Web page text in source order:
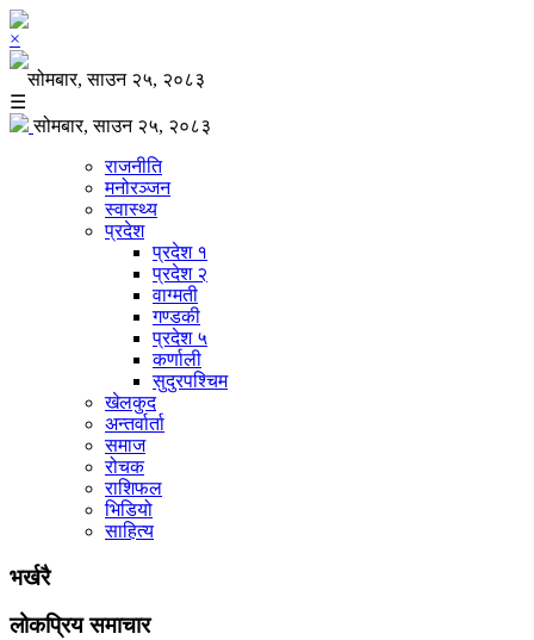
×
सोमबार, साउन २५, २०८३
☰
सोमबार, साउन २५, २०८३
राजनीति
मनोरञ्जन
स्वास्थ्य
प्रदेश
प्रदेश १
प्रदेश २
वाग्मती
गण्डकी
प्रदेश ५
कर्णाली
सुदुरपश्चिम
खेलकुद
अन्तर्वार्ता
समाज
रोचक
राशिफल
भिडियो
साहित्य
भर्खरै
लोकप्रिय समाचार